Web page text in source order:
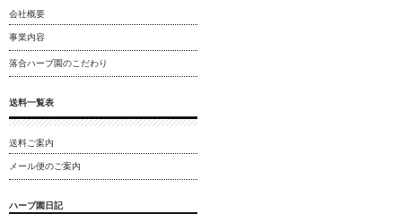
会社概要
事業内容
落合ハーブ園のこだわり
送料一覧表
送料ご案内
メール便のご案内
ハーブ園日記